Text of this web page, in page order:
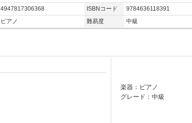
4947817306368 ISBNコード
9784636118391
ピアノ 難易度 中級
楽器：ピアノ
グレード：中級